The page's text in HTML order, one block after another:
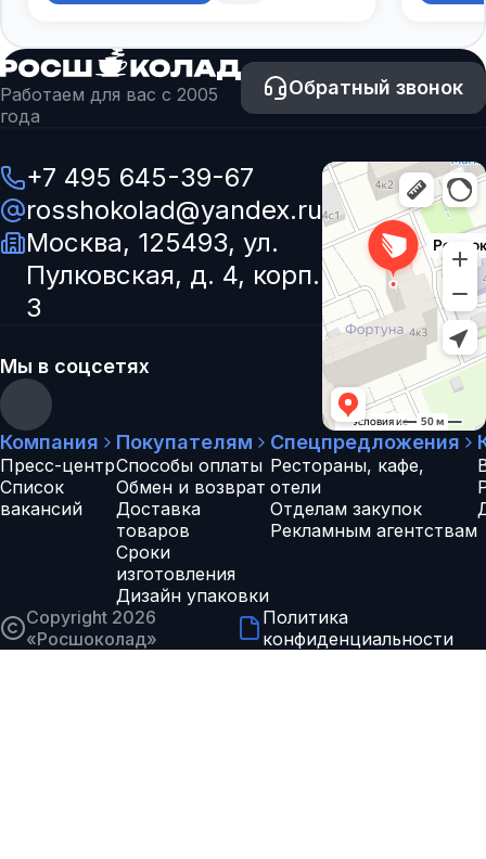
Работаем для вас с 2005
года
Обратный звонок
+7 495 645-39-67
rosshokolad@yandex.ru
Москва, 125493, ул.
Пулковская, д. 4, корп.
3
Мы в соцсетях
Компания
Пресс-центр
Список
вакансий
Покупателям
Способы оплаты
Обмен и возврат
Доставка
товаров
Сроки
изготовления
Дизайн упаковки
Спецпредложения
Рестораны, кафе,
отели
Отделам закупок
Рекламным агентствам
Copyright 2026
«Росшоколад»
Политика
конфиденциальности